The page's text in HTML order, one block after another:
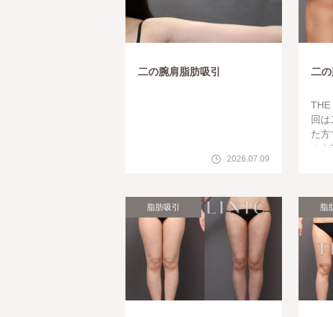
二の腕肩脂肪吸引
2026.07.09
二の
回
た方
ム
か
脂肪吸引 脂